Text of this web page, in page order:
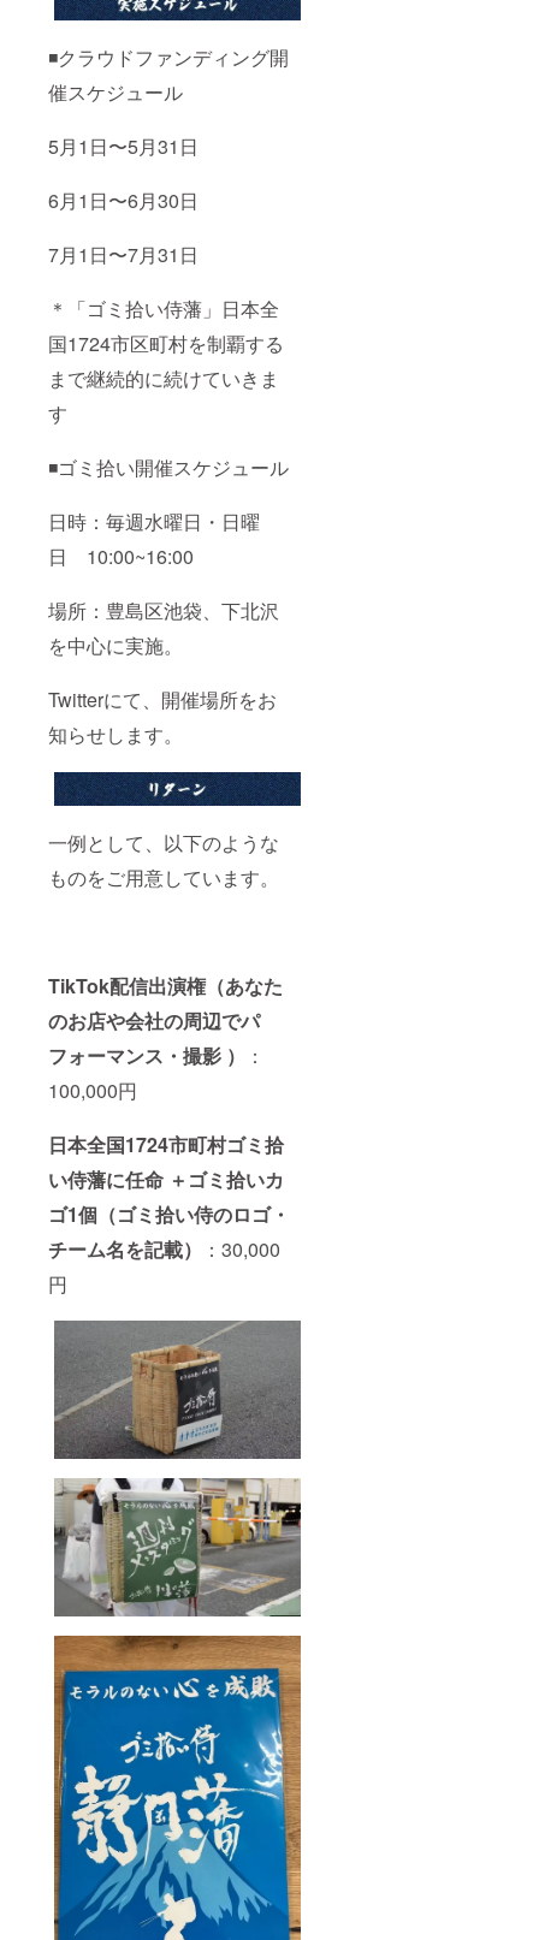
◾️クラウドファンディング開
催スケジュール
5月1日〜5月31日
6月1日〜6月30日
7月1日〜7月31日
＊「ゴミ拾い侍藩」日本全
国1724市区町村を制覇する
まで継続的に続けていきま
す
◾️ゴミ拾い開催スケジュール
日時：毎週水曜日・日曜
日 10:00~16:00
場所：豊島区池袋、下北沢
を中心に実施。
Twitterにて、開催場所をお
知らせします。
一例として、以下のような
ものをご用意しています。
TikTok配信出演権（あなた
のお店や会社の周辺でパ
フォーマンス・撮影 ）
：
100,000円
日本全国1724市町村ゴミ拾
い侍藩に任命 ＋ゴミ拾いカ
ゴ1個（ゴミ拾い侍のロゴ・
チーム名を記載）
：30,000
円